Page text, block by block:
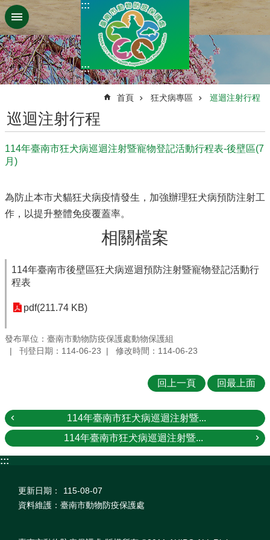
跳到主要內容區塊
:::
:::
首頁 狂犬病專區 巡迴注射行程
巡迴注射行程
114年臺南市狂犬病巡迴注射暨寵物登記活動行程表-後壁區(7
月)
為防止本市犬貓狂犬病疫情發生，加強辦理狂犬病預防注射工
作，以提升整體免疫覆蓋率。
相關檔案
114年臺南市後壁區狂犬病巡迴預防注射暨寵物登記活動行
程表
pdf(211.74 KB)
發布單位：臺南市動物防疫保護處動物保護組
刊登日期：114-06-23
修改時間：114-06-23
回上一頁 回最上面
114年臺南市狂犬病巡迴注射暨...
114年臺南市狂犬病巡迴注射暨...
:::
更新日期：
115-08-07
資料維護：臺南市動物防疫保護處